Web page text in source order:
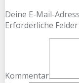
Deine E-Mail-
Erforderliche
Kommentar